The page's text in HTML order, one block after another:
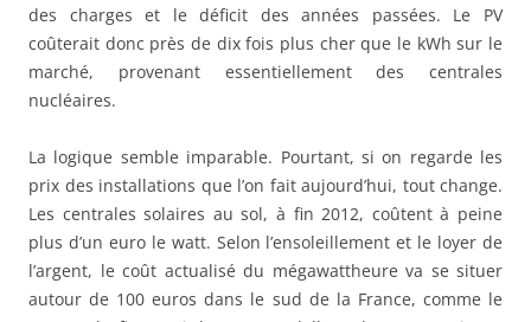
des charges et le déficit des années passées. Le PV
coûterait donc près de dix fois plus cher que le kWh sur le
marché, provenant essentiellement des centrales
nucléaires.
La logique semble imparable. Pourtant, si on regarde les
prix des installations que l’on fait aujourd’hui, tout change.
Les centrales solaires au sol, à fin 2012, coûtent à peine
plus d’un euro le watt. Selon l’ensoleillement et le loyer de
l’argent, le coût actualisé du mégawattheure va se situer
autour de 100 euros dans le sud de la France, comme le